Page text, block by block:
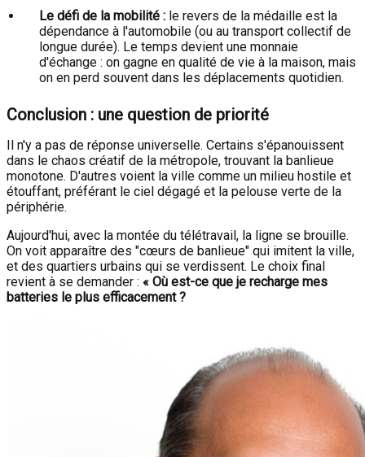
Le défi de la mobilité : le revers de la médaille est la
dépendance à l'automobile (ou au transport collectif de
longue durée). Le temps devient une monnaie
d'échange : on gagne en qualité de vie à la maison, mais
on en perd souvent dans les déplacements quotidien.
Conclusion : une question de priorité
Il n'y a pas de réponse universelle. Certains s'épanouissent
dans le chaos créatif de la métropole, trouvant la banlieue
monotone. D'autres voient la ville comme un milieu hostile et
étouffant, préférant le ciel dégagé et la pelouse verte de la
périphérie.
Aujourd'hui, avec la montée du télétravail, la ligne se brouille.
On voit apparaître des "cœurs de banlieue" qui imitent la ville,
et des quartiers urbains qui se verdissent. Le choix final
revient à se demander : « Où est-ce que je recharge mes
batteries le plus efficacement ?